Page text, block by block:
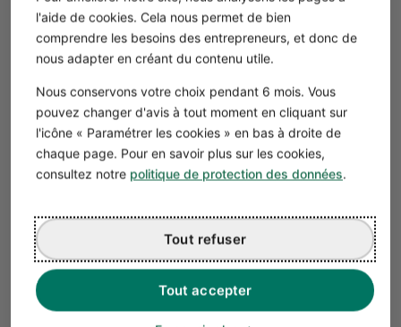
l'aide de cookies. Cela nous permet de bien
comprendre les besoins des entrepreneurs, et donc de
nous adapter en créant du contenu utile.
Nous conservons votre choix pendant 6 mois. Vous
pouvez changer d'avis à tout moment en cliquant sur
l'icône « Paramétrer les cookies » en bas à droite de
chaque page. Pour en savoir plus sur les cookies,
consultez notre politique de protection des données.
Tout accepter
Tout refuser
Ce qui nous donne notrepremier sous total
forme :
Les immobilisations nettes = immobilisations
incorporelles + immobilisations corporelles +
immobilisations financières – amortissements
incorporels – amortissements corporels.
Bon à savoir
Vous écrivez dans la case C10 :
=C5+C7+C9-C6-C8
Pour que le calcul se fasse de la même façon
sur les années suivantes : vous étirez, à savoir